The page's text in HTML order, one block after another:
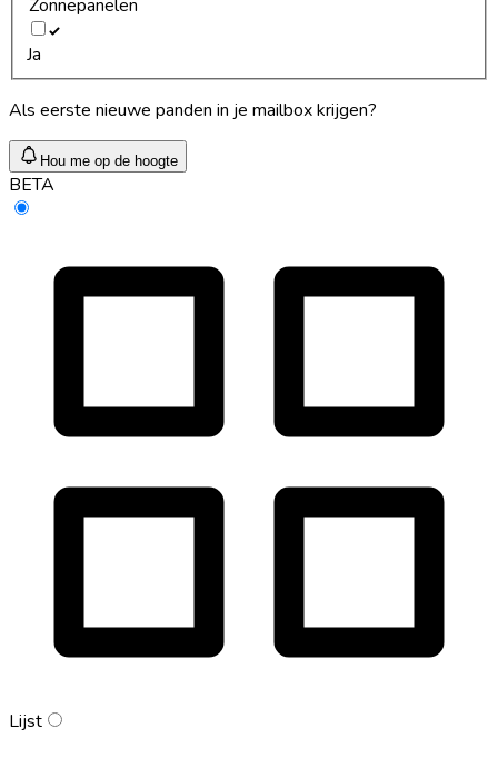
Zonnepanelen
Ja
Als eerste nieuwe panden in je mailbox krijgen?
Hou me op de hoogte
BETA
Lijst